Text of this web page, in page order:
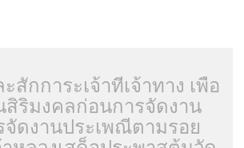
สักการะเจ้าที่เจ้าทาง เพื่อ
สิริมงคลก่อนการจัดงาน
จัดงานประเพณีตามรอย